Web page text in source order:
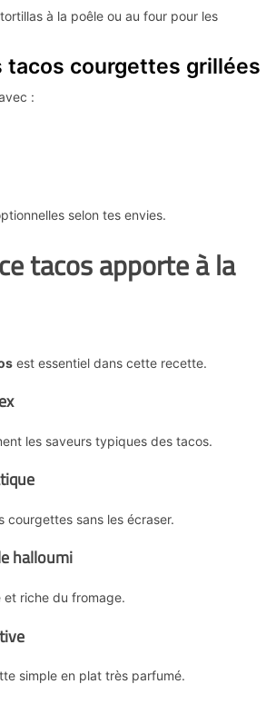
à la poêle ou au four pour les
tacos courgettes grillées
:
selon tes envies.
tacos apporte à la
est essentiel dans cette recette.
les saveurs typiques des tacos.
courgettes sans les écraser.
halloumi
et riche du fromage.
simple en plat très parfumé.